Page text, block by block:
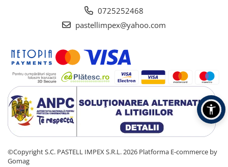
0725252468
pastellimpex@yahoo.com
©Copyright S.C. PASTELL IMPEX S.R.L. 2026 Platforma E-commerce by
Gomag